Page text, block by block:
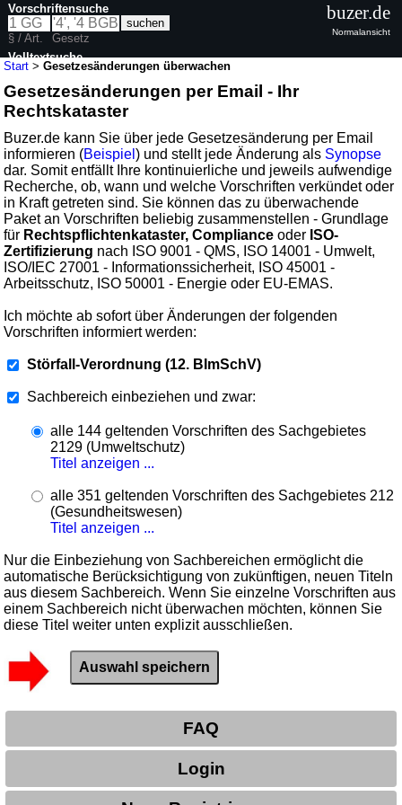
Start >Gesetzesänderungen überwachen
Gesetzesänderungen per Email - Ihr
Rechtskataster
Buzer.de kann Sie über jede Gesetzesänderung per Email
informieren (Beispiel) und stellt jede Änderung als Synopse
dar. Somit entfällt Ihre kontinuierliche und jeweils aufwendige
Recherche, ob, wann und welche Vorschriften verkündet oder
in Kraft getreten sind. Sie können das zu überwachende
Paket an Vorschriften beliebig zusammenstellen - Grundlage
für Rechtspflichtenkataster, Compliance oder ISO-
Zertifizierung nach ISO 9001 - QMS, ISO 14001 - Umwelt,
ISO/IEC 27001 - Informationssicherheit, ISO 45001 -
Arbeitsschutz, ISO 50001 - Energie oder EU-EMAS.
Ich möchte ab sofort über Änderungen der folgenden
Vorschriften informiert werden:
Störfall-Verordnung (12. BImSchV)
Sachbereich einbeziehen und zwar:
alle 144 geltenden Vorschriften des Sachgebietes
2129 (Umweltschutz)
Titel anzeigen ...
alle 351 geltenden Vorschriften des Sachgebietes 212
(Gesundheitswesen)
Titel anzeigen ...
Nur die Einbeziehung von Sachbereichen ermöglicht die
automatische Berücksichtigung von zukünftigen, neuen Titeln
aus diesem Sachbereich. Wenn Sie einzelne Vorschriften aus
einem Sachbereich nicht überwachen möchten, können Sie
diese Titel weiter unten explizit ausschließen.
FAQ
Login
Vorschriftensuche
§ / Art.
Gesetz
Volltextsuche
buzer.de
Normalansicht